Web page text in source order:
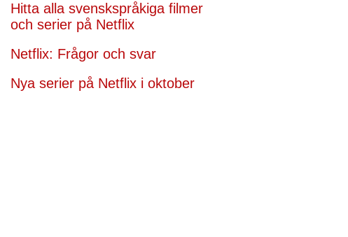
Hitta alla svenskspråkiga filmer
och serier på Netflix
Netflix: Frågor och svar
Nya serier på Netflix i oktober